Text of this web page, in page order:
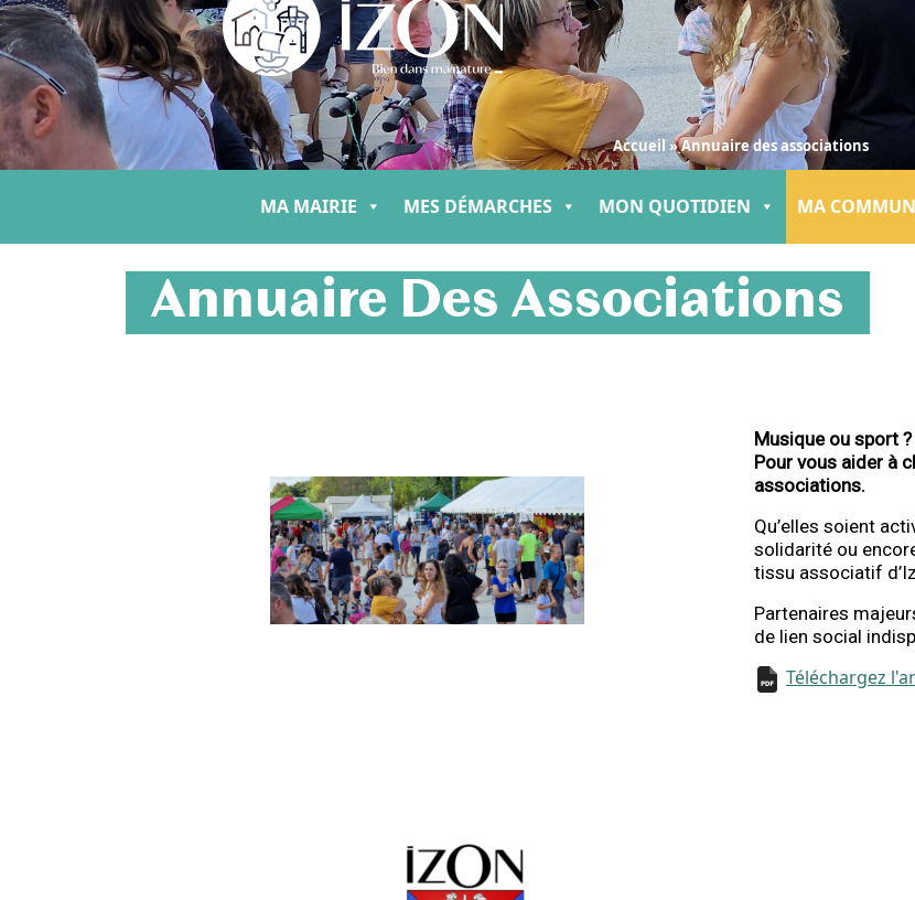
Accueil»Annuaire des associations
MA MAIRIE MES DÉMARCHES MON QUOTIDIEN MA
Annuaire Des Associations
Musique ou sport
Pour vous aider à
associations.
Qu’elles soient
solidarité ou
tissu associatif
Partenaires
de lien social
Téléchargez